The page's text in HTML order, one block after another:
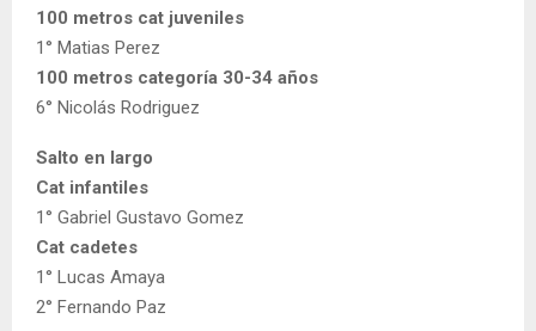
100 metros cat juveniles
1° Matias Perez
100 metros categoría 30-34 años
6° Nicolás Rodriguez
Salto en largo
Cat infantiles
1° Gabriel Gustavo Gomez
Cat cadetes
1° Lucas Amaya
2° Fernando Paz